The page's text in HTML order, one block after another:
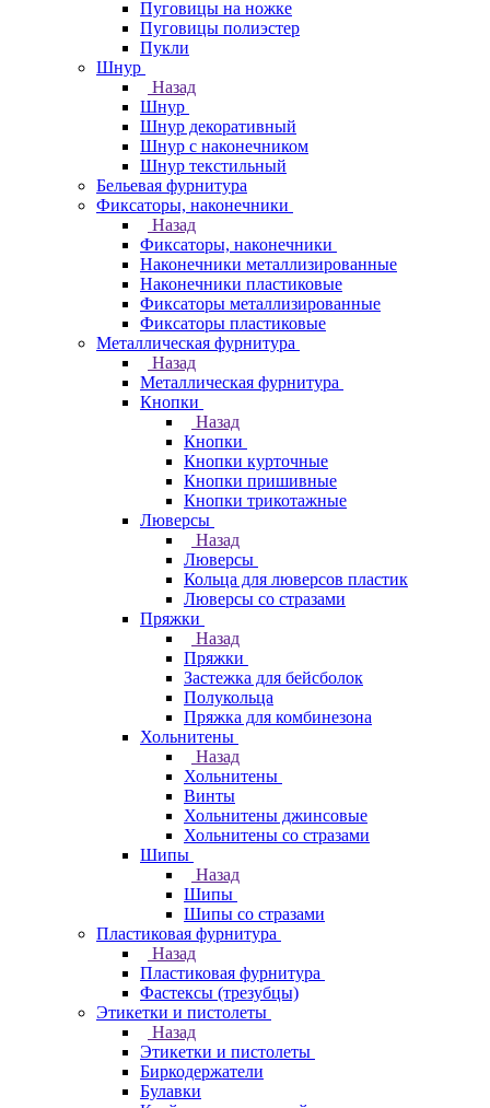
Пуговицы на ножке
Пуговицы полиэстер
Пукли
Шнур
Назад
Шнур
Шнур декоративный
Шнур с наконечником
Шнур текстильный
Бельевая фурнитура
Фиксаторы, наконечники
Назад
Фиксаторы, наконечники
Наконечники металлизированные
Наконечники пластиковые
Фиксаторы металлизированные
Фиксаторы пластиковые
Металлическая фурнитура
Назад
Металлическая фурнитура
Кнопки
Назад
Кнопки
Кнопки курточные
Кнопки пришивные
Кнопки трикотажные
Люверсы
Назад
Люверсы
Кольца для люверсов пластик
Люверсы со стразами
Пряжки
Назад
Пряжки
Застежка для бейсболок
Полукольца
Пряжка для комбинезона
Хольнитены
Назад
Хольнитены
Винты
Хольнитены джинсовые
Хольнитены со стразами
Шипы
Назад
Шипы
Шипы со стразами
Пластиковая фурнитура
Назад
Пластиковая фурнитура
Фастексы (трезубцы)
Этикетки и пистолеты
Назад
Этикетки и пистолеты
Биркодержатели
Булавки